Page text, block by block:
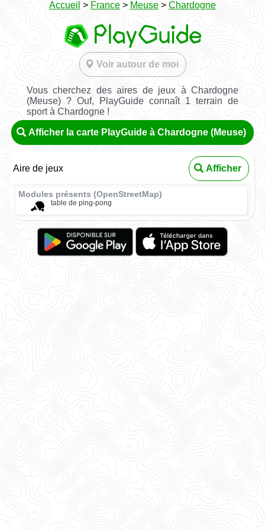
Accueil > France > Meuse > Chardogne
Voir autour de moi
Vous cherchez des aires de jeux à Chardogne
(Meuse) ? Ouf, PlayGuide connaît 1 terrain de
sport à Chardogne !
Afficher la carte PlayGuide à Chardogne (Meuse)
Aire de jeux Afficher
Modules présents (OpenStreetMap)
table de ping-pong